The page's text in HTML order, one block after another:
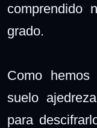
comprendido
grado.
Como
suelo
para